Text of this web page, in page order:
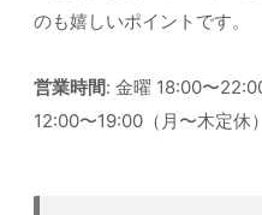
のも嬉しいポイントです。
営業時間: 金曜 18:00〜
12:00〜19:00（月〜木定休）